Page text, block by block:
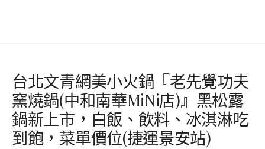
台北文青網美小火鍋『老先覺功夫
窯燒鍋(中和南華MiNi店)』黑松露
鍋新上市，白飯、飲料、冰淇淋吃
到飽，菜單價位(捷運景安站)